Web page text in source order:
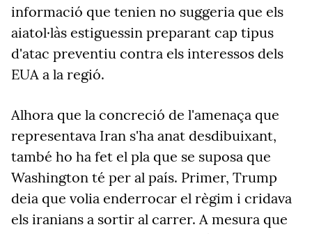
informació que tenien no suggeria que els
aiatol·làs estiguessin preparant cap tipus
d'atac preventiu contra els interessos dels
EUA a la regió.
Alhora que la concreció de l'amenaça que
representava Iran s'ha anat desdibuixant,
també ho ha fet el pla que se suposa que
Washington té per al país. Primer, Trump
deia que volia enderrocar el règim i cridava
els iranians a sortir al carrer. A mesura que